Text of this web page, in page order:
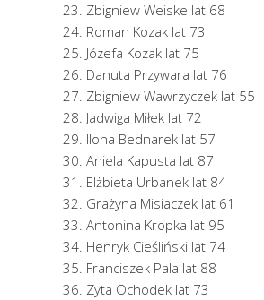
Zbigniew Weiske lat 68
Roman Kozak lat 73
Józefa Kozak lat 75
Danuta Przywara lat 76
Zbigniew Wawrzyczek lat 55
Jadwiga Miłek lat 72
Ilona Bednarek lat 57
Aniela Kapusta lat 87
Elżbieta Urbanek lat 84
Grażyna Misiaczek lat 61
Antonina Kropka lat 95
Henryk Cieśliński lat 74
Franciszek Pala lat 88
Zyta Ochodek lat 73